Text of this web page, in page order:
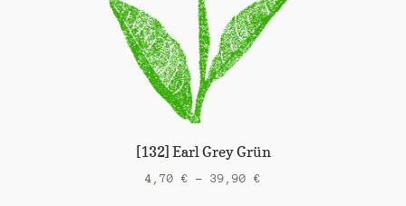
[132] Earl Grey Grün
4,70 € – 39,90 €